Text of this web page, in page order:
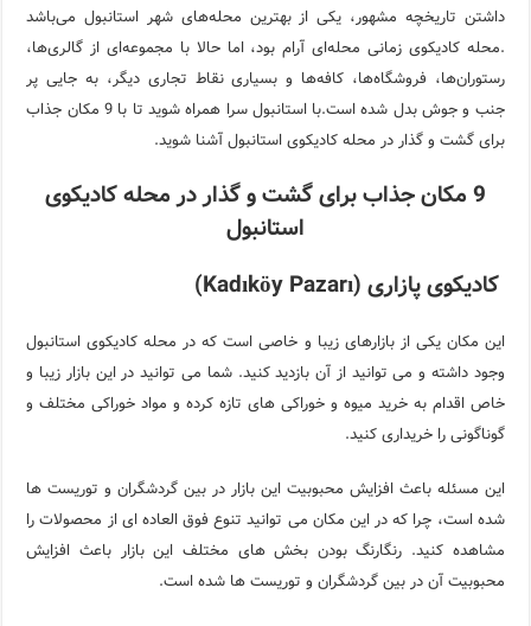
موزه افسانه‌های کارتال استانبول؛ سفری به دنیای قصه‌ها در
موزه ساعت کاخ توپکاپی استانبول
داشتن تاریخچه مشهور، یکی از بهترین محله‌های شهر استانبول می‌باشد
.محله کادیکوی زمانی محله‌ای آرام بود، اما حالا با مجموعه‌ای از گالری‌ها،
رستوران‌ها، فروشگاه‌ها، کافه‌ها و بسیاری نقاط تجاری دیگر، به جایی پر
جنب و جوش بدل شده است.با استانبول سرا همراه شوید تا با 9 مکان جذاب
برای گشت و گذار در محله کادیکوی استانبول آشنا شوید.
9 مکان جذاب برای گشت و گذار در محله کادیکوی
استانبول
کادیکوی پازاری (Kadıköy Pazarı)
این مکان یکی از بازارهای زیبا و خاصی است که در محله کادیکوی استانبول
وجود داشته و می توانید از آن بازدید کنید. شما می توانید در این بازار زیبا و
خاص اقدام به خرید میوه و خوراکی های تازه کرده و مواد خوراکی مختلف و
گوناگونی را خریداری کنید.
این مسئله باعث افزایش محبوبیت این بازار در بین گردشگران و توریست ها
شده است، چرا که در این مکان می توانید تنوع فوق العاده ای از محصولات را
مشاهده کنید. رنگارنگ بودن بخش های مختلف این بازار باعث افزایش
محبوبیت آن در بین گردشگران و توریست ها شده است.